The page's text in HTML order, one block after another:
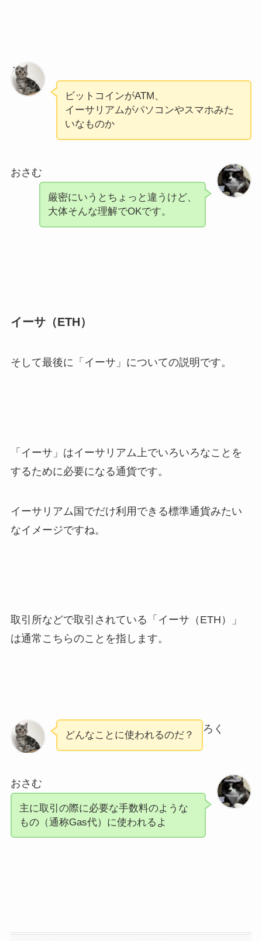
ろく
ビットコインがATM、
イーサリアムがパソコンやスマホみた
いなものか
おさむ
厳密にいうとちょっと違うけど、
大体そんな理解でOKです。
イーサ（ETH）
そして最後に「イーサ」についての説明です。
「イーサ」はイーサリアム上でいろいろなことを
するために必要になる通貨です。
イーサリアム国でだけ利用できる標準通貨みたい
なイメージですね。
取引所などで取引されている「イーサ（ETH）」
は通常こちらのことを指します。
ろく
どんなことに使われるのだ？
おさむ
主に取引の際に必要な手数料のような
もの（通称Gas代）に使われるよ